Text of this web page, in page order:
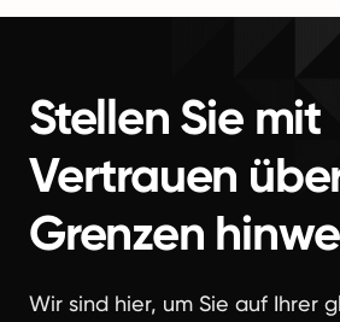
Stellen Sie mit
Vertrauen
Grenzen
Wir sind hier, um Sie auf Ihrer